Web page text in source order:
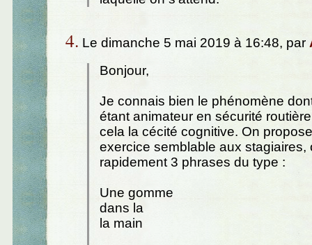
4. Le dimanche 5 mai 2019 à 16:48, par
Bonjour,
Je connais bien le phénomène
étant animateur en sécurité
cela la cécité cognitive. On
exercice semblable aux stagiaires,
rapidement 3 phrases du type :
Une gomme
dans la
la main